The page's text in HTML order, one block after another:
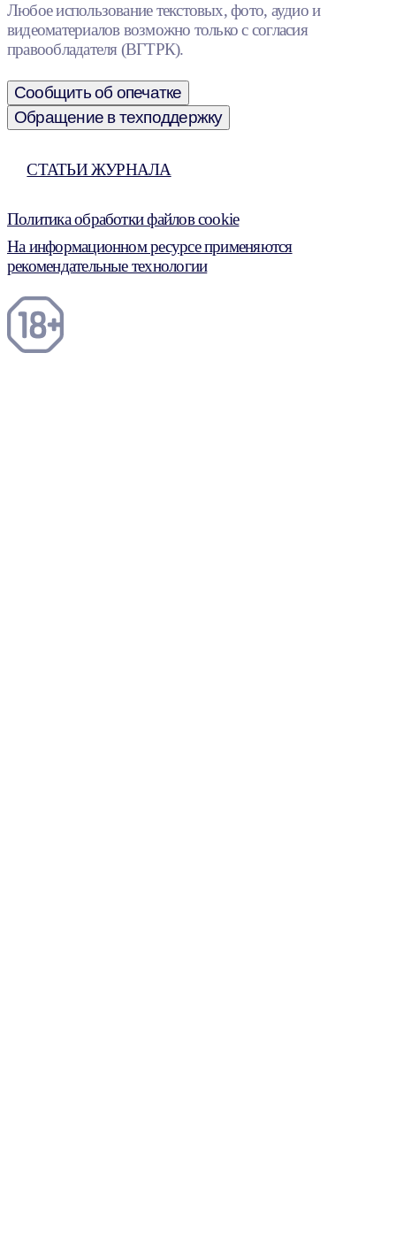
Любое использование текстовых, фото, аудио и
видеоматериалов возможно только с согласия
правообладателя (ВГТРК).
Сообщить об опечатке
Обращение в техподдержку
СТАТЬИ ЖУРНАЛА
Политика обработки файлов cookie
На информационном ресурсе применяются
рекомендательные технологии